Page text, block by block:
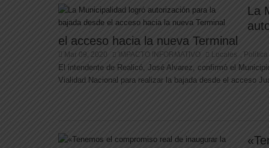
La
el acceso hacia la nueva Terminal
Mar 09, 2020 IMPACTO INFORMATIVO Locales Politica
El intendente de Realicó, José Alvarez, confirmó el
Vialidad Nacional para realizar la bajada desde el acceso